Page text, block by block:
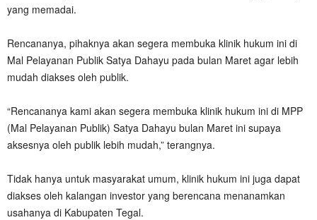
yang memadai.
Rencananya, pihaknya akan segera membuka klinik hukum ini di
Mal Pelayanan Publik Satya Dahayu pada bulan Maret agar lebih
mudah diakses oleh publik.
“Rencananya kami akan segera membuka klinik hukum ini di MPP
(Mal Pelayanan Publik) Satya Dahayu bulan Maret ini supaya
aksesnya oleh publik lebih mudah,” terangnya.
Tidak hanya untuk masyarakat umum, klinik hukum ini juga dapat
diakses oleh kalangan investor yang berencana menanamkan
usahanya di Kabupaten Tegal.